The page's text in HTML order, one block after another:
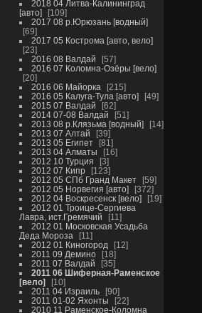
2018 04 Литва-Калининград
[авто]
109
2017 08 р.Юрюзань [водный]
69
2017 05 Кострома [авто, вело]
23
2016 08 Валдай
57
2016 07 Коломна-Озёры [вело]
20
2016 06 Майорка
215
2016 05 Калуга-Тула [авто]
49
2015 07 Валдай
62
2014 07-08 Валдай
51
2013 08 р.Клязьма [водный]
14
2013 07 Алтай
39
2013 05 Египет
81
2013 04 Алматы
16
2012 10 Турция
3
2012 07 Кипр
123
2012 05 СПб Гранд Макет
59
2012 05 Норвегия [авто]
372
2012 04 Воскресенск [вело]
19
2012 01 Троице-Сергиева
Лавра, ист.Гремячий
11
2012 01 Московская Усадьба
Деда Мороза
11
2012 01 Киногород
12
2011 09 Демино
18
2011 07 Валдай
35
2011 06 Шиферная-Раменское
[вело]
10
2011 04 Израиль
90
2011 01-02 Яхонты
22
2010 11 Раменское-Коломна